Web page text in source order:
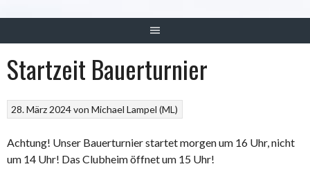
Startzeit Bauerturnier
28. März 2024vonMichael Lampel (ML)
Achtung! Unser Bauerturnier startet morgen um 16 Uhr, nicht
um 14 Uhr! Das Clubheim öffnet um 15 Uhr!